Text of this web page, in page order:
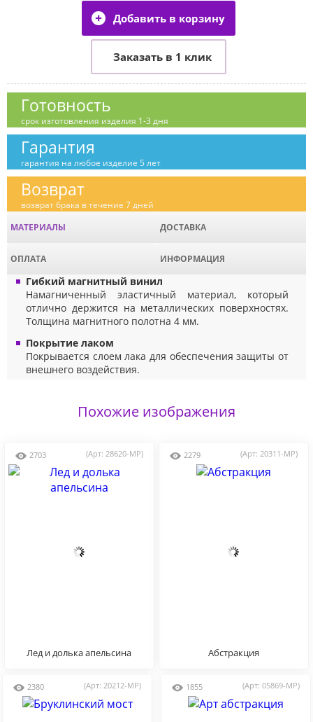
Готовность
срок изготовления изделия 1-3 дня
Гарантия
гарантия на любое изделие 5 лет
Возврат
возврат брака в течение 7 дней
МАТЕРИАЛЫ
ДОСТАВКА
ОПЛАТА ИНФОРМАЦИЯ
Гибкий магнитный винил
Намагниченный эластичный материал, который
отлично держится на металлических поверхностях.
Толщина магнитного полотна 4 мм.
Покрытие лаком
Покрывается слоем лака для обеспечения защиты от
внешнего воздействия.
Похожие изображения
2703 (Арт: 28620-MP)
Лед и долька апельсина
2279 (Арт: 20311-MP)
Абстракция
2380 (Арт: 20212-MP) 1855 (Арт: 05869-MP)